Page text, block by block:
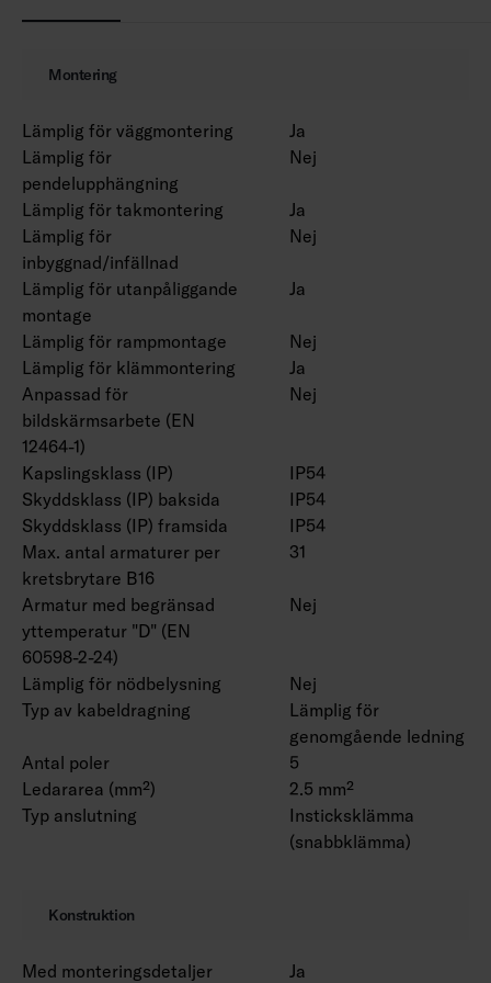
efter projektets behov. Även bollskyddsnät och
upphängningssatser på begäran.
Montering
Lämplig för väggmontering
Ja
Lämplig för
pendelupphängning
Nej
Lämplig för takmontering
Ja
Lämplig för
inbyggnad/infällnad
Nej
Lämplig för utanpåliggande
montage
Ja
Lämplig för rampmontage
Nej
Lämplig för klämmontering
Ja
Anpassad för
bildskärmsarbete (EN
12464-1)
Nej
Kapslingsklass (IP)
IP54
Skyddsklass (IP) baksida
IP54
Skyddsklass (IP) framsida
IP54
Max. antal armaturer per
kretsbrytare B16
31
Armatur med begränsad
yttemperatur "D" (EN
60598-2-24)
Nej
Lämplig för nödbelysning
Nej
Typ av kabeldragning
Lämplig för
genomgående ledning
Antal poler
5
Ledararea (mm²)
2.5 mm²
Typ anslutning
Insticksklämma
(snabbklämma)
Konstruktion
Med monteringsdetaljer Ja